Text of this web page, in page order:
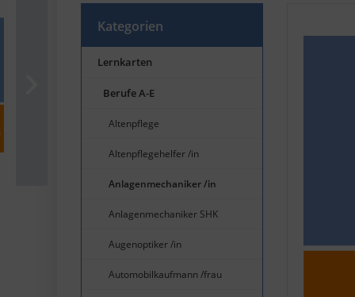
Kategorien
Lernkarten
Berufe A-E
Altenpflege
Altenpflegehelfer /in
Anlagenmechaniker /in
Anlagenmechaniker SHK
Augenoptiker /in
Automobilkaufmann /frau